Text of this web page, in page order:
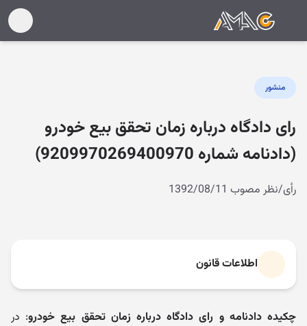
منشور
رای دادگاه درباره زمان تحقق بیع خودرو
(دادنامه شماره 9209970269400970)
رأی/نظر مصوب 1392/08/11
اطلاعات قانون
چکیده دادنامه و رای دادگاه درباره زمان تحقق بیع خودرو: در